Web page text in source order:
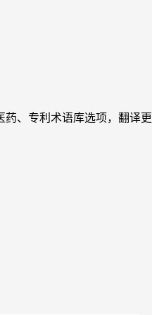
、专利术语库选项，翻译